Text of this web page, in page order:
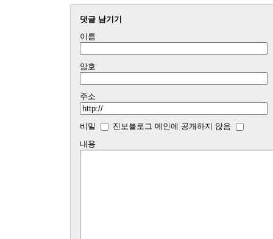
댓글 남기기
이름
암호
주소
비밀
진보블로그 메인에 공개하지 않음
내용